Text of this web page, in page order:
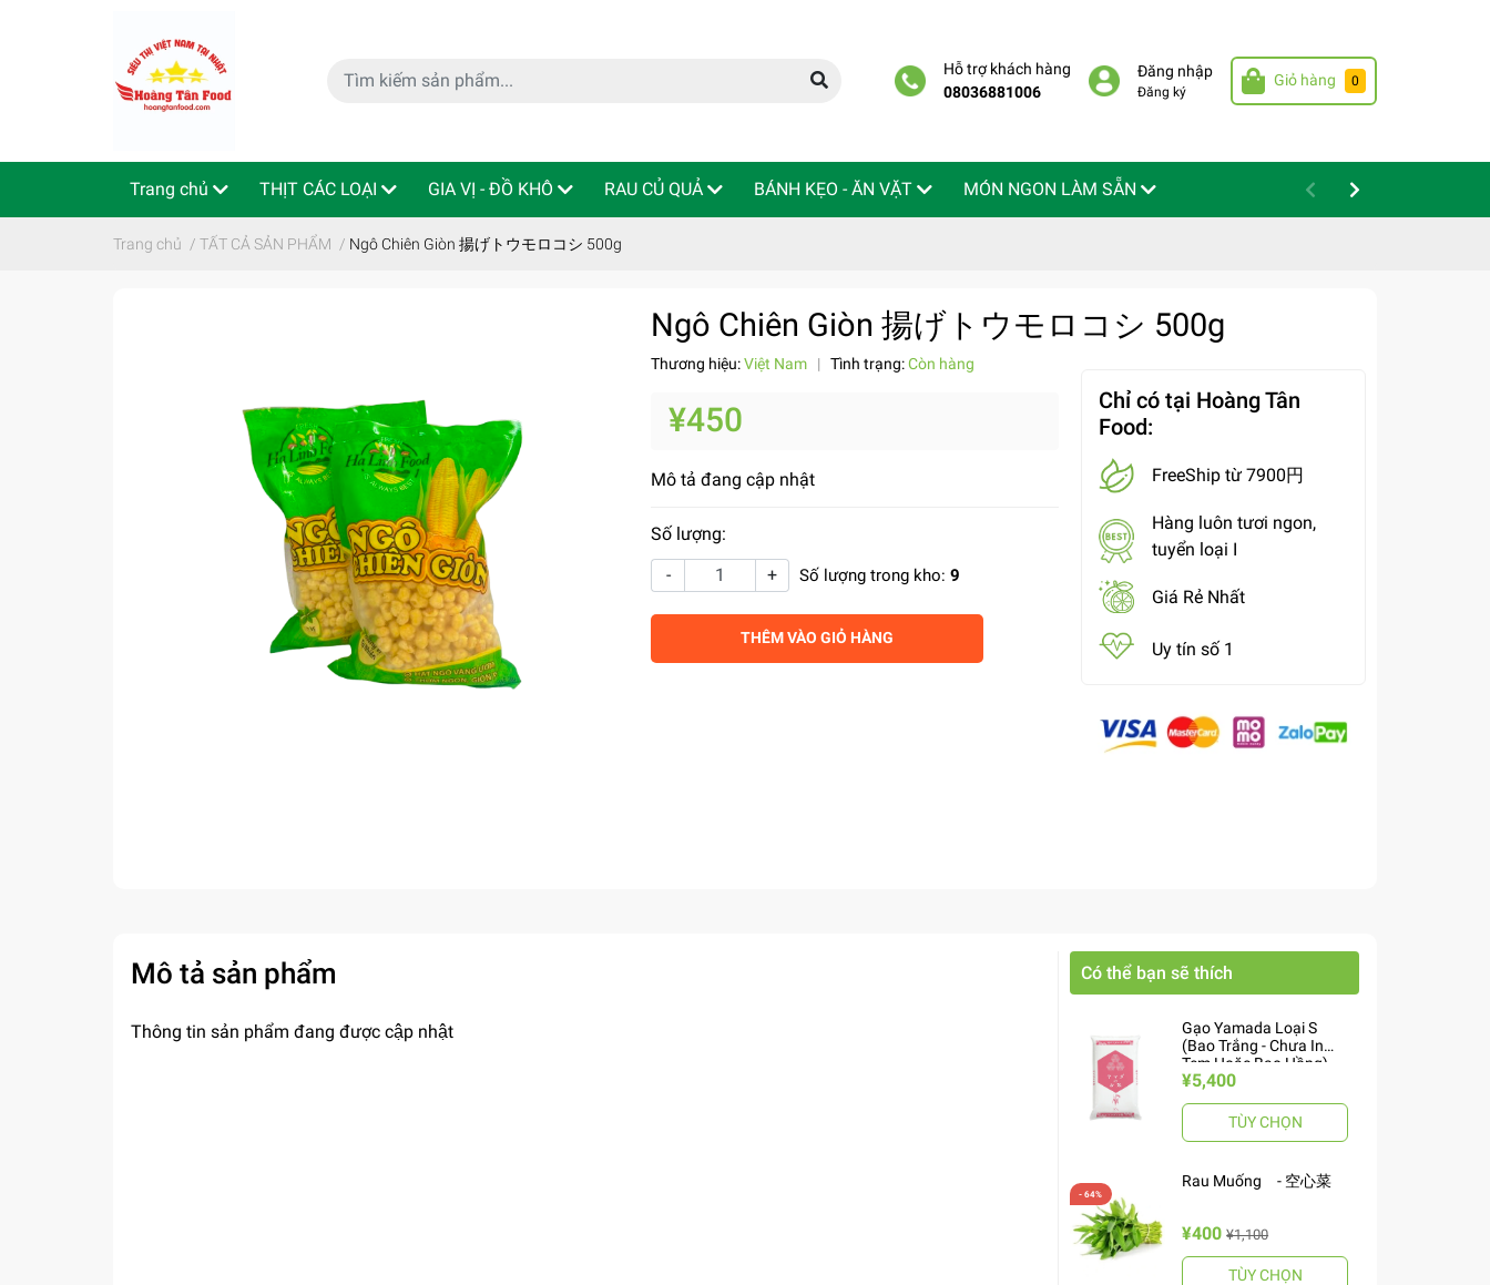
Hỗ trợ khách hàng
08036881006
Đăng nhập
Đăng ký
Giỏ hàng 0
Trang chủ THỊT CÁC LOẠI GIA VỊ - ĐỒ KHÔ RAU CỦ QUẢ BÁNH KẸO - ĂN VẶT MÓN NGON LÀM SẴN
特定商取引法 Indo - ThaiLan
Trang chủ / TẤT CẢ SẢN PHẨM / Ngô Chiên Giòn 揚げトウモロコシ 500g
Ngô Chiên Giòn 揚げトウモロコシ 500g
Thương hiệu:Việt Nam | Tình trạng:Còn hàng
¥450
Mô tả đang cập nhật
Số lượng:
-
+ Số lượng trong kho: 9
THÊM VÀO GIỎ HÀNG
Chỉ có tại Hoàng Tân
Food:
FreeShip từ 7900円
Hàng luôn tươi ngon,
tuyển loại I
Giá Rẻ Nhất
Uy tín số 1
Mô tả sản phẩm
Thông tin sản phẩm đang được cập nhật
Có thể bạn sẽ thích
Gạo Yamada Loại S
(Bao Trắng - Chưa In
Tem Hoặc Bao Hồng)
10kg ヤマダお米 S
¥5,400
TÙY CHỌN
Rau Muống - 空心菜
¥400 ¥1,100
TÙY CHỌN